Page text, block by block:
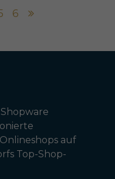
6
auf
Top-Shop-